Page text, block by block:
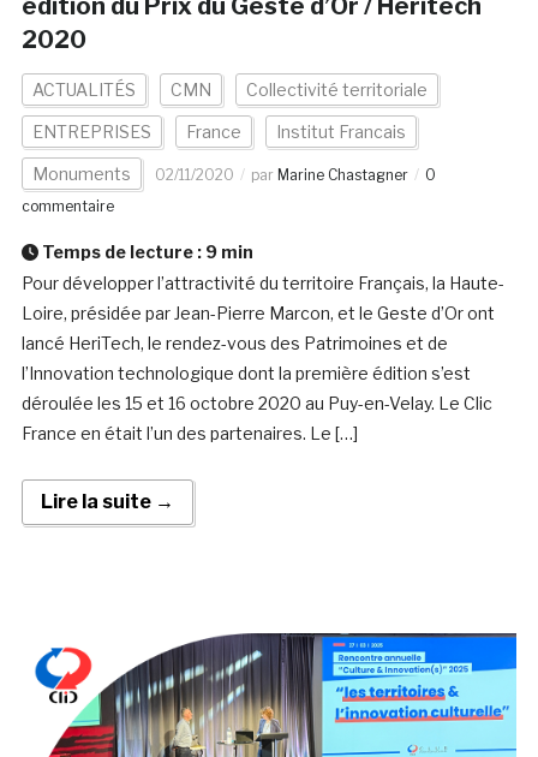
édition du Prix du Geste d’Or / Heritech
2020
ACTUALITÉS CMN Collectivité territoriale
ENTREPRISES France Institut Francais
Monuments 02/11/2020 par Marine Chastagner
0
commentaire
Temps de lecture : 9 min
Pour développer l’attractivité du territoire Français, la Haute-
Loire, présidée par Jean-Pierre Marcon, et le Geste d’Or ont
lancé HeriTech, le rendez-vous des Patrimoines et de
l’Innovation technologique dont la première édition s’est
déroulée les 15 et 16 octobre 2020 au Puy-en-Velay. Le Clic
France en était l’un des partenaires. Le […]
Lire la suite →